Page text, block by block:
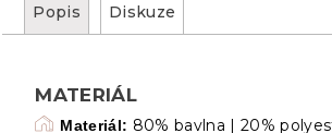
Popis Diskuze
MATERIÁL
Materiál: 80% bavlna | 20%